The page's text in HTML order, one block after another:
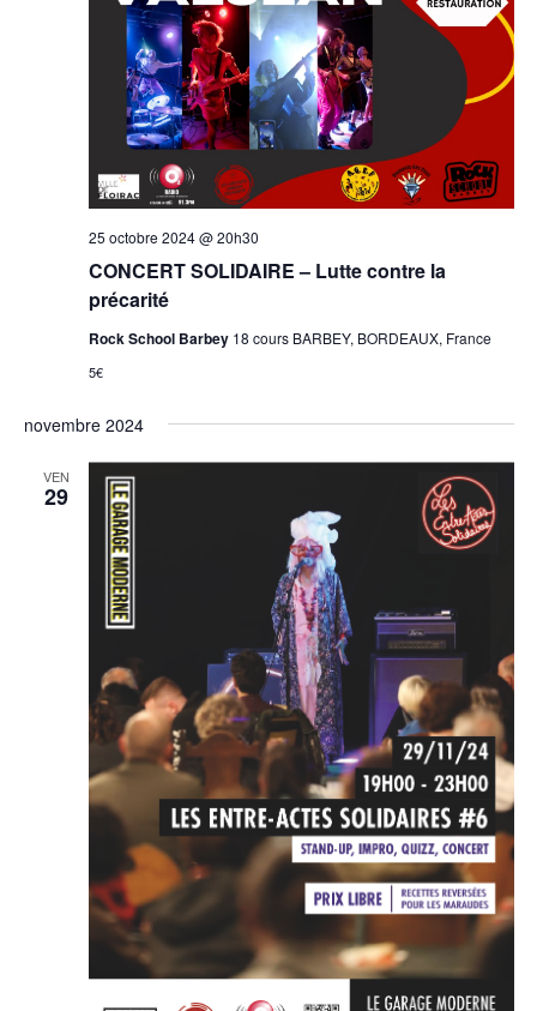
CONCERT SOLIDAIRE – Lutte contre la
précarité
25 octobre 2024 @ 20h30
Rock School Barbey 18 cours BARBEY, BORDEAUX, France
5€
novembre 2024
VEN
29